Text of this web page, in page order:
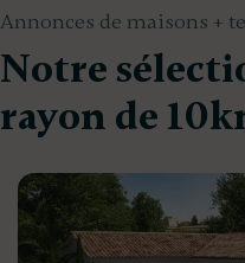
Annonces de maisons +
Notre
rayon de